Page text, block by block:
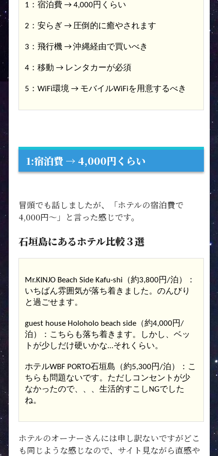
1：宿泊費 → 4,000円くらい
2：安らぎ → 圧倒的に癒やされます
3：飛行機 → 沖縄経由で買いべき
4：移動 → レンタカーが必須
5：WiFi環境 → モバイルWiFiを用意するべき
1:宿泊費 → 4,000円くらい
冒頭でも話しましたが、「ホテルの宿泊費で
4,000円〜」と言った感じです。
石垣島にあるホテル比較３選
Mr.KINJO Beach Side Kafu-shi（約3,800円/泊）：
いちばん雰囲気が落ち着きました。のんびり
と過ごせます。
guest house Holoholo beach side（約4,000円/
泊）：こちらも落ち着きます。しかし、ベッ
トが少しだけ硬いかな…それくらい。
ホテルWBF PORTO石垣島（約5,300円/泊）：こ
ちらも問題ないです。ただしコンセントが少
なかったので、、、生活的すこしNGでした
ね。
ホテルのオーナーさんには申し訳ないですがどこ
も同じような感じなので、サイト見ながら直感や